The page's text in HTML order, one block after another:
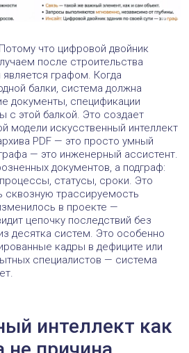
что цифровой двойник
после строительства
графом. Когда
балки, система должна
документы, спецификации
с этой балкой. Это создает
модели искусственный интеллект
PDF — это просто умный
— это инженерный ассистент.
документов, а подграф:
статусы, сроки. Это
сквозную трассируемость
в проекте —
цепочку последствий без
десятка систем. Это особенно
кадры в дефиците или
специалистов — система
интеллект как